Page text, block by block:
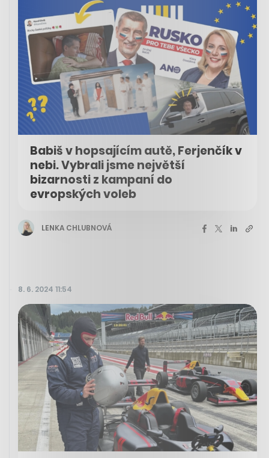
Babiš v hopsajícím autě, Ferjenčík v
nebi. Vybrali jsme největší
bizarnosti z kampaní do
evropských voleb
LENKA CHLUBNOVÁ
8. 6. 2024 11:54